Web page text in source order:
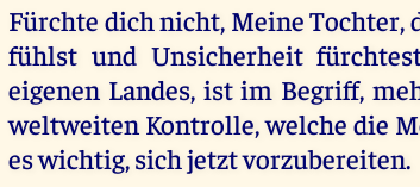
Fürchte dich nicht, Meine Tochter,
fühlst und Unsicherheit
eigenen Landes, ist im Begriff,
weltweiten Kontrolle, welche die
es wichtig, sich jetzt vorzubereiten.